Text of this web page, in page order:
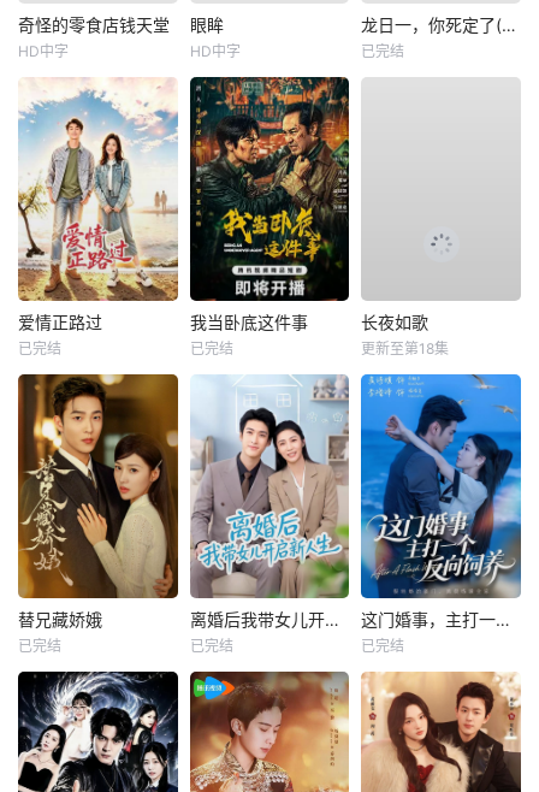
奇怪的零食店钱天堂
HD中字
眼眸
HD中字
龙日一，你死定了(短剧)
已完结
爱情正路过
已完结
我当卧底这件事
已完结
长夜如歌
更新至第18集
替兄藏娇娥
已完结
离婚后我带女儿开启新人生
已完结
这门婚事，主打一个反向饲养
已完结